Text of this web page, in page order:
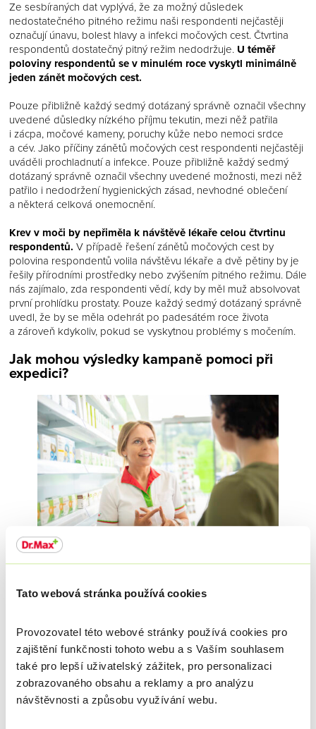
Tato webová stránka používá cookies
Provozovatel této webové stránky používá cookies pro
zajištění funkčnosti tohoto webu a s Vaším souhlasem
také pro lepší uživatelský zážitek, pro personalizaci
zobrazovaného obsahu a reklamy a pro analýzu
návštěvnosti a způsobu využívání webu.
Ze sesbíraných dat vyplývá, že za možný důsledek
nedostatečného pitného režimu naši respondenti nejčastěji
označují únavu, bolest hlavy a infekci močových cest. Čtvrtina
respondentů dostatečný pitný režim nedodržuje. U téměř
poloviny respondentů se v minulém roce vyskytl minimálně
jeden zánět močových cest.
Pouze přibližně každý sedmý dotázaný správně označil všechny
uvedené důsledky nízkého příjmu tekutin, mezi něž patřila
i zácpa, močové kameny, poruchy kůže nebo nemoci srdce
a cév. Jako příčiny zánětů močových cest respondenti nejčastěji
uváděli prochladnutí a infekce. Pouze přibližně každý sedmý
dotázaný správně označil všechny uvedené možnosti, mezi něž
patřilo i nedodržení hygienických zásad, nevhodné oblečení
a některá celková onemocnění.
Krev v moči by nepřiměla k návštěvě lékaře celou čtvrtinu
respondentů. V případě řešení zánětů močových cest by
polovina respondentů volila návštěvu lékaře a dvě pětiny by je
řešily přírodními prostředky nebo zvýšením pitného režimu. Dále
nás zajímalo, zda respondenti vědí, kdy by měl muž absolvovat
první prohlídku prostaty. Pouze každý sedmý dotázaný správně
uvedl, že by se měla odehrát po padesátém roce života
a zároveň kdykoliv, pokud se vyskytnou problémy s močením.
Jak mohou výsledky kampaně pomoci při
expedici?
situace, při kterých je vhodná návštěva u lékaře, a důsledky
nedostatečného pitného režimu zná pouze menšina
kombinaci vhodných postupů při zánětech močových cest.
Intervence potíží s močovými cestami vyžaduje nalézt příčinu
potíží, ulevit od příznaků a posílit celkový zdravotní stav. Proto je
pro nás vždy zásadní poznat pacienta a jeho potíže. Otázky „Pro
koho?“, „Na jaké potíže?“, „Jak dlouho potíže trvají?“, „S čím se